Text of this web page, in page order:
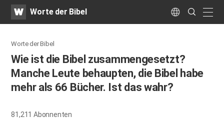
WATVWorte der Bibel Language
Search
Submit
Worte der Bibel
Wie ist die Bibel zusammengesetzt?
Manche Leute behaupten, die Bibel habe
mehr als 66 Bücher. Ist das wahr?
81,211Abonnenten